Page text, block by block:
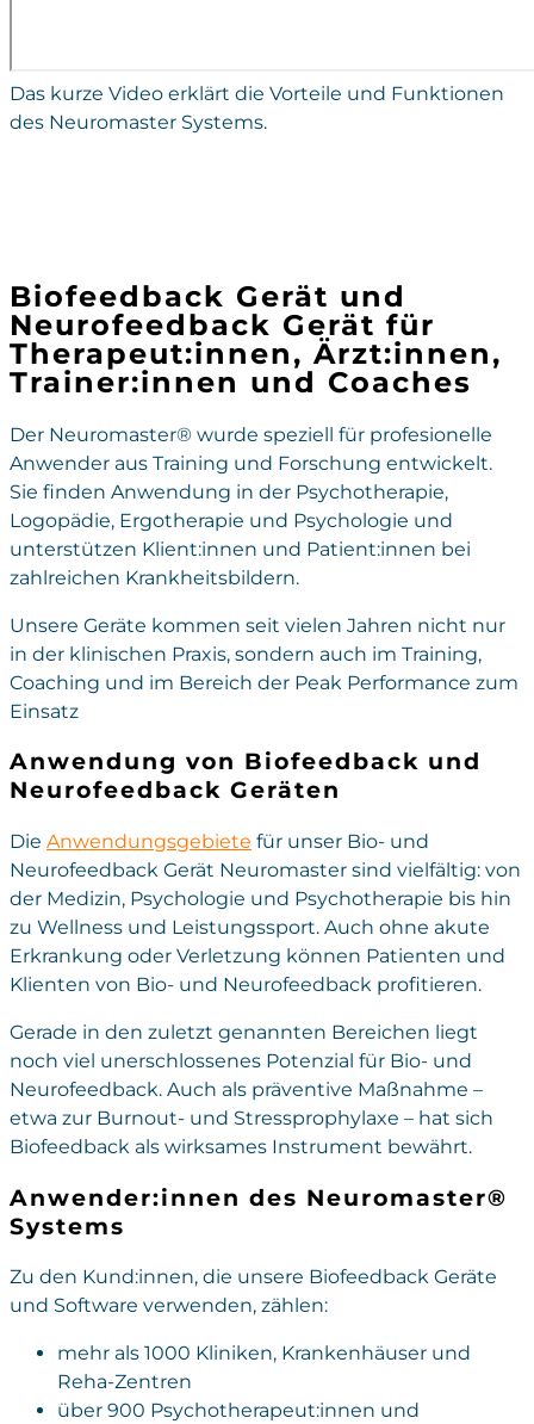
Das kurze Video erklärt die Vorteile und Funktionen
des Neuromaster Systems.
Biofeedback Gerät und
Neurofeedback Gerät für
Therapeut:innen, Ärzt:innen,
Trainer:innen und Coaches
Der Neuromaster® wurde speziell für profesionelle
Anwender aus Training und Forschung entwickelt.
Sie finden Anwendung in der Psychotherapie,
Logopädie, Ergotherapie und Psychologie und
unterstützen Klient:innen und Patient:innen bei
zahlreichen Krankheitsbildern.
Unsere Geräte kommen seit vielen Jahren nicht nur
in der klinischen Praxis, sondern auch im Training,
Coaching und im Bereich der Peak Performance zum
Einsatz
Anwendung von Biofeedback und
Neurofeedback Geräten
Die Anwendungsgebiete für unser Bio- und
Neurofeedback Gerät Neuromaster sind vielfältig: von
der Medizin, Psychologie und Psychotherapie bis hin
zu Wellness und Leistungssport. Auch ohne akute
Erkrankung oder Verletzung können Patienten und
Klienten von Bio- und Neurofeedback profitieren.
Gerade in den zuletzt genannten Bereichen liegt
noch viel unerschlossenes Potenzial für Bio- und
Neurofeedback. Auch als präventive Maßnahme –
etwa zur Burnout- und Stressprophylaxe – hat sich
Biofeedback als wirksames Instrument bewährt.
Anwender:innen des Neuromaster®
Systems
Zu den Kund:innen, die unsere Biofeedback Geräte
und Software verwenden, zählen:
mehr als 1000 Kliniken, Krankenhäuser und
Reha-Zentren
über 900 Psychotherapeut:innen und